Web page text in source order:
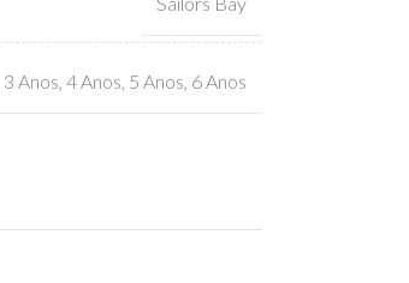
3 Anos 4 Anos 5 Anos 6 Anos